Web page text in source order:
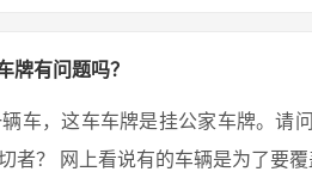
牌有问题吗？
车，这车车牌是挂公家车牌。请
者？ 网上看说有的车辆是为了要